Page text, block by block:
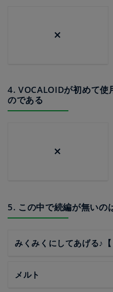
×
4. VOCALOIDが初めて
のである
×
5. この中で続編が無いの
みくみくにしてあげる♪【
メルト